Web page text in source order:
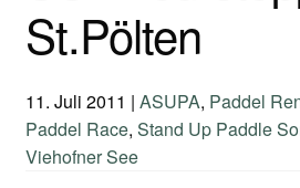
St.Pölten
11. Juli 2011 | ASUPA, Paddel
Paddel Race, Stand Up Paddle
Viehofner See